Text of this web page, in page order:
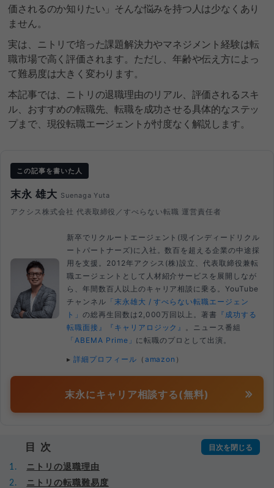
価されるのか知りたい」そんな悩みを持つ人は少なくあり
ません。
実は、ニトリで培った課題解決力やマネジメント経験は転
職市場で高く評価されます。ただし、年齢や伝え方によっ
て難易度は大きく変わります。
本記事では、ニトリの退職理由のリアル、評価されるスキ
ル、おすすめの転職先、転職を成功させる具体的なステッ
プまで、現役転職エージェントが忖度なく解説します。
この記事を書いた人
末永 雄大 Suenaga Yuta
アクシス株式会社 代表取締役／すべらない転職 運営責任者
新卒でリクルートエージェント(現インディードリクル
ートパートナーズ)に入社。数百を超える企業の中途採
用を支援。2012年アクシス(株)設立、代表取締役兼転
職エージェントとして人材紹介サービスを展開しなが
ら、年間数百人以上のキャリア相談に乗る。YouTube
チャンネル 「末永雄大 / すべらない転職エージェン
ト」 の総再生回数は2,000万回以上。著書 『成功する
転職面接』
『キャリアロジック』
。ニュース番組
「ABEMA Prime」 に転職のプロとして出演。
▸ 詳細プロフィール （ amazon ）
末永にキャリア相談する(無料)
目次
ニトリの退職理由
ニトリの転職難易度